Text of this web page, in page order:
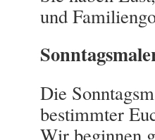
und
Die
bestimmter
Wir beginnen